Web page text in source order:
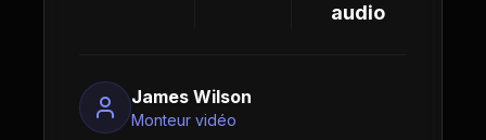
audio
James Wilson
Monteur vidéo